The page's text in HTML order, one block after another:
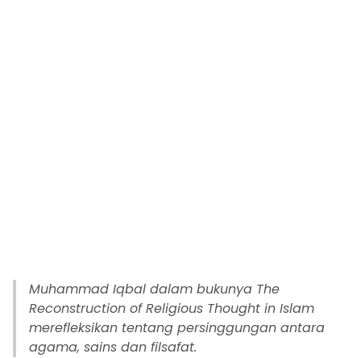
Muhammad Iqbal dalam bukunya The
Reconstruction of Religious Thought in Islam
merefleksikan tentang persinggungan antara
agama, sains dan filsafat.